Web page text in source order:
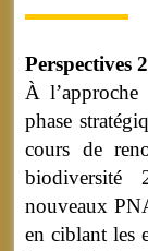
Perspectives
À
phase
cours de
nouveaux
en ciblant les